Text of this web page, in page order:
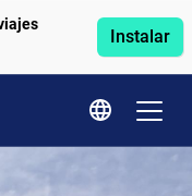
Instalar